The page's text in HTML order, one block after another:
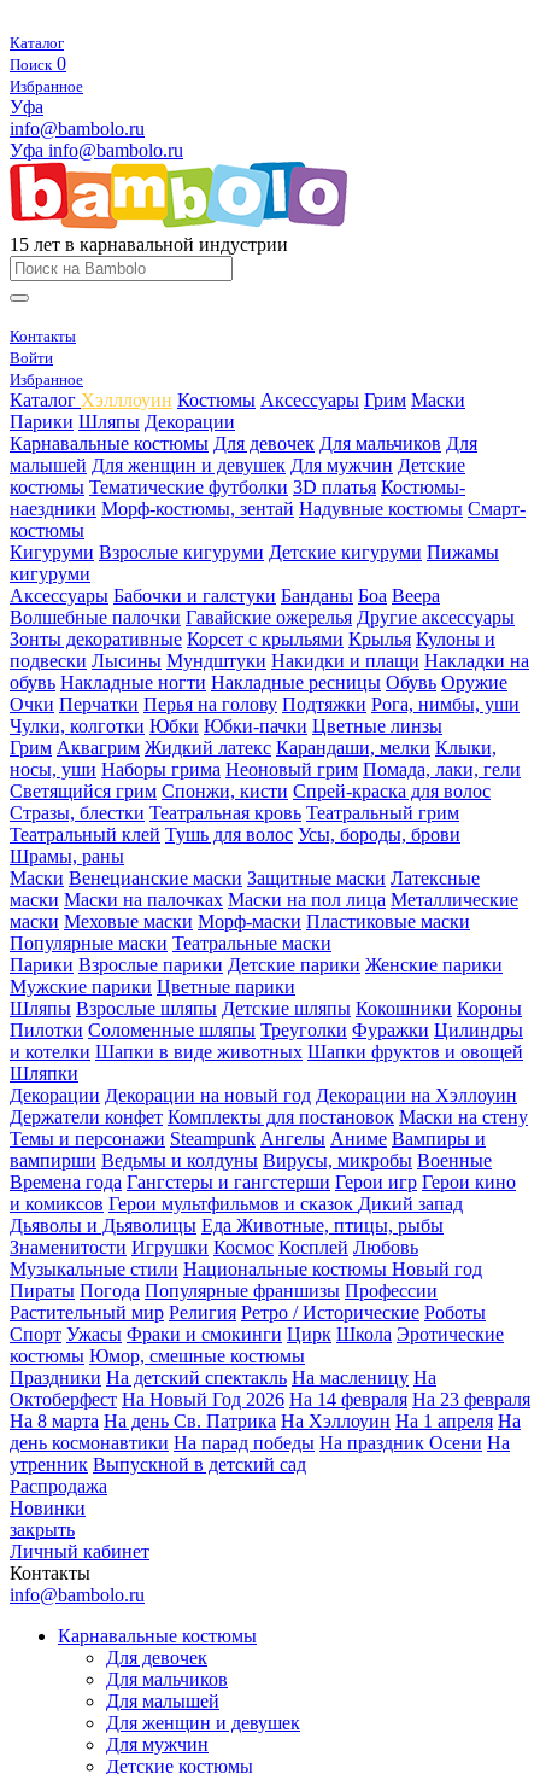
Каталог
Поиск 0
Избранное
Уфа
info@bambolo.ru
Уфа info@bambolo.ru
15 лет в карнавальной индустрии
Контакты
Войти
Избранное
Каталог Хэлллоуин Костюмы Аксессуары Грим Маски
Парики Шляпы Декорации
Карнавальные костюмы Для девочек Для мальчиков Для
малышей Для женщин и девушек Для мужчин Детские
костюмы Тематические футболки 3D платья Костюмы-
наездники Морф-костюмы, зентай Надувные костюмы Смарт-
костюмы
Кигуруми Взрослые кигуруми Детские кигуруми Пижамы
кигуруми
Аксессуары Бабочки и галстуки Банданы Боа Веера
Волшебные палочки Гавайские ожерелья Другие аксессуары
Зонты декоративные Корсет с крыльями Крылья Кулоны и
подвески Лысины Мундштуки Накидки и плащи Накладки на
обувь Накладные ногти Накладные ресницы Обувь Оружие
Очки Перчатки Перья на голову Подтяжки Рога, нимбы, уши
Чулки, колготки Юбки Юбки-пачки Цветные линзы
Грим Аквагрим Жидкий латекс Карандаши, мелки Клыки,
носы, уши Наборы грима Неоновый грим Помада, лаки, гели
Светящийся грим Спонжи, кисти Спрей-краска для волос
Стразы, блестки Театральная кровь Театральный грим
Театральный клей Тушь для волос Усы, бороды, брови
Шрамы, раны
Маски Венецианские маски Защитные маски Латексные
маски Маски на палочках Маски на пол лица Металлические
маски Меховые маски Морф-маски Пластиковые маски
Популярные маски Театральные маски
Парики Взрослые парики Детские парики Женские парики
Мужские парики Цветные парики
Шляпы Взрослые шляпы Детские шляпы Кокошники Короны
Пилотки Соломенные шляпы Треуголки Фуражки Цилиндры
и котелки Шапки в виде животных Шапки фруктов и овощей
Шляпки
Декорации Декорации на новый год Декорации на Хэллоуин
Держатели конфет Комплекты для постановок Маски на стену
Темы и персонажи Steampunk Ангелы Аниме Вампиры и
вампирши Ведьмы и колдуны Вирусы, микробы Военные
Времена года Гангстеры и гангстерши Герои игр Герои кино
и комиксов Герои мультфильмов и сказок Дикий запад
Дьяволы и Дьяволицы Еда Животные, птицы, рыбы
Знаменитости Игрушки Космос Косплей Любовь
Музыкальные стили Национальные костюмы Новый год
Пираты Погода Популярные франшизы Профессии
Растительный мир Религия Ретро / Исторические Роботы
Спорт Ужасы Фраки и смокинги Цирк Школа Эротические
костюмы Юмор, смешные костюмы
Праздники На детский спектакль На масленицу На
Октоберфест На Новый Год 2026 На 14 февраля На 23 февраля
На 8 марта На день Св. Патрика На Хэллоуин На 1 апреля На
день космонавтики На парад победы На праздник Осени На
утренник Выпускной в детский сад
Распродажа
Новинки
закрыть
Личный кабинет
Контакты
info@bambolo.ru
Карнавальные костюмы
Для девочек
Для мальчиков
Для малышей
Для женщин и девушек
Для мужчин
Детские костюмы